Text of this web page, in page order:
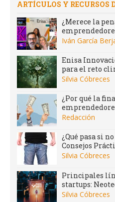
ARTÍCULOS Y RECURSOS
¿Merece la
Iván García
Enisa
para el reto
Silvia Cóbreces
¿Por qué la
Redacción
¿Qué pasa si
Consejos
Silvia Cóbreces
Principales
startups:
Silvia Cóbreces